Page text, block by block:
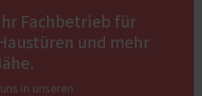
Fachbetrieb für
und mehr
in unseren